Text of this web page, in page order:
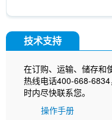
[N21E20]
8C5]
(Mouse
技术支持
在订购、运输、储存和
热线电话400-668-
时内尽快联系您。
操作手册